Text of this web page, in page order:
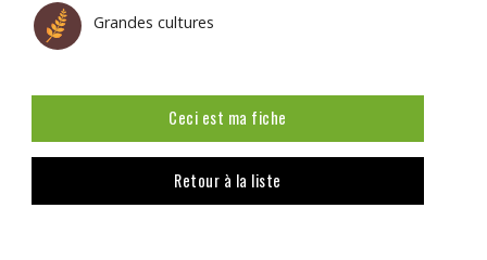
Grandes cultures
Ceci est ma fiche
Retour à la liste